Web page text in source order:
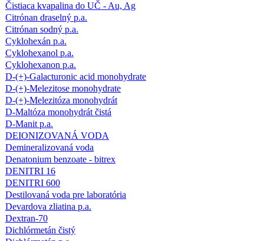
Čistiaca kvapalina do UČ - Au, Ag
Citrónan draselný p.a.
Citrónan sodný p.a.
Cyklohexán p.a.
Cyklohexanol p.a.
Cyklohexanon p.a.
D-(+)-Galacturonic acid monohydrate
D-(+)-Melezitose monohydrate
D-(+)-Melezitóza monohydrát
D-Maltóza monohydrát čistá
D-Manit p.a.
DEIONIZOVANÁ VODA
Demineralizovaná voda
Denatonium benzoate - bitrex
DENITRI 16
DENITRI 600
Destilovaná voda pre laboratória
Devardova zliatina p.a.
Dextran-70
Dichlórmetán čistý